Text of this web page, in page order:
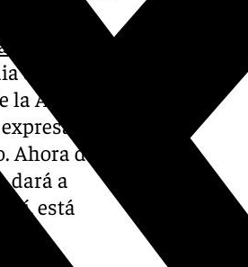
las líneas
que ha
la Alhambra
la
debe
dará a
sí, está